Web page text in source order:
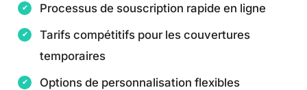
Processus de souscription rapide en ligne
Tarifs compétitifs pour les couvertures
temporaires
Options de personnalisation flexibles